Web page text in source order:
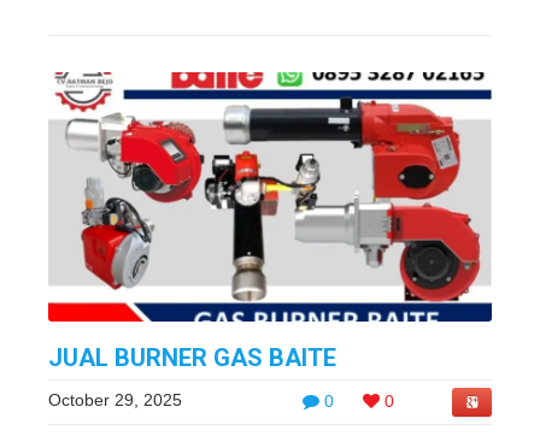
JUAL BURNER GAS BAITE
0 0
October 29, 2025